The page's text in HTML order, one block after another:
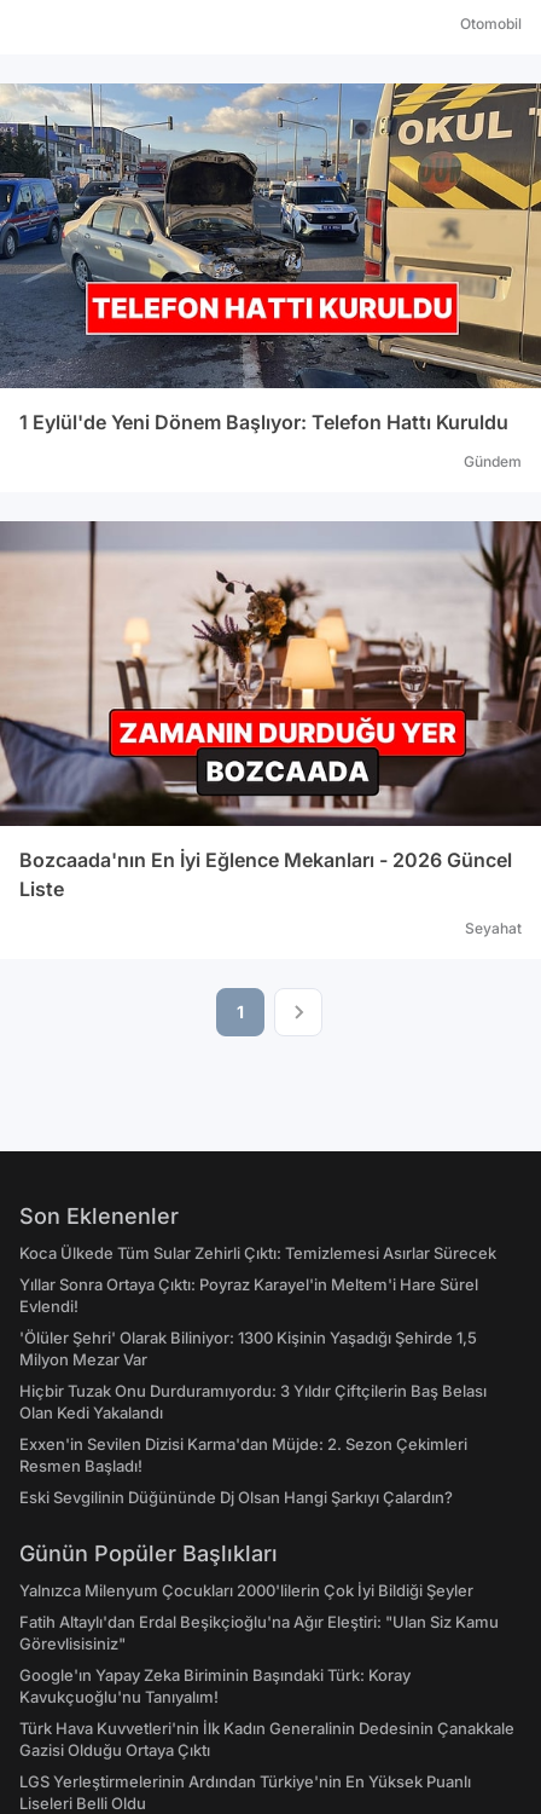
Otomobil
1 Eylül'de Yeni Dönem Başlıyor: Telefon Hattı Kuruldu
Gündem
Bozcaada'nın En İyi Eğlence Mekanları - 2026 Güncel
Liste
Seyahat
1
Son Eklenenler
Koca Ülkede Tüm Sular Zehirli Çıktı: Temizlemesi Asırlar Sürecek
Yıllar Sonra Ortaya Çıktı: Poyraz Karayel'in Meltem'i Hare Sürel
Evlendi!
'Ölüler Şehri' Olarak Biliniyor: 1300 Kişinin Yaşadığı Şehirde 1,5
Milyon Mezar Var
Hiçbir Tuzak Onu Durduramıyordu: 3 Yıldır Çiftçilerin Baş Belası
Olan Kedi Yakalandı
Exxen'in Sevilen Dizisi Karma'dan Müjde: 2. Sezon Çekimleri
Resmen Başladı!
Eski Sevgilinin Düğününde Dj Olsan Hangi Şarkıyı Çalardın?
Günün Popüler Başlıkları
Yalnızca Milenyum Çocukları 2000'lilerin Çok İyi Bildiği Şeyler
Fatih Altaylı'dan Erdal Beşikçioğlu'na Ağır Eleştiri: "Ulan Siz Kamu
Görevlisisiniz"
Google'ın Yapay Zeka Biriminin Başındaki Türk: Koray
Kavukçuoğlu'nu Tanıyalım!
Türk Hava Kuvvetleri'nin İlk Kadın Generalinin Dedesinin Çanakkale
Gazisi Olduğu Ortaya Çıktı
LGS Yerleştirmelerinin Ardından Türkiye'nin En Yüksek Puanlı
Liseleri Belli Oldu